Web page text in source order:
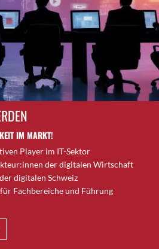
IM MARKT!
Player im IT-Sektor
der digitalen Wirtschaft
digitalen Schweiz
Fachbereiche und Führung